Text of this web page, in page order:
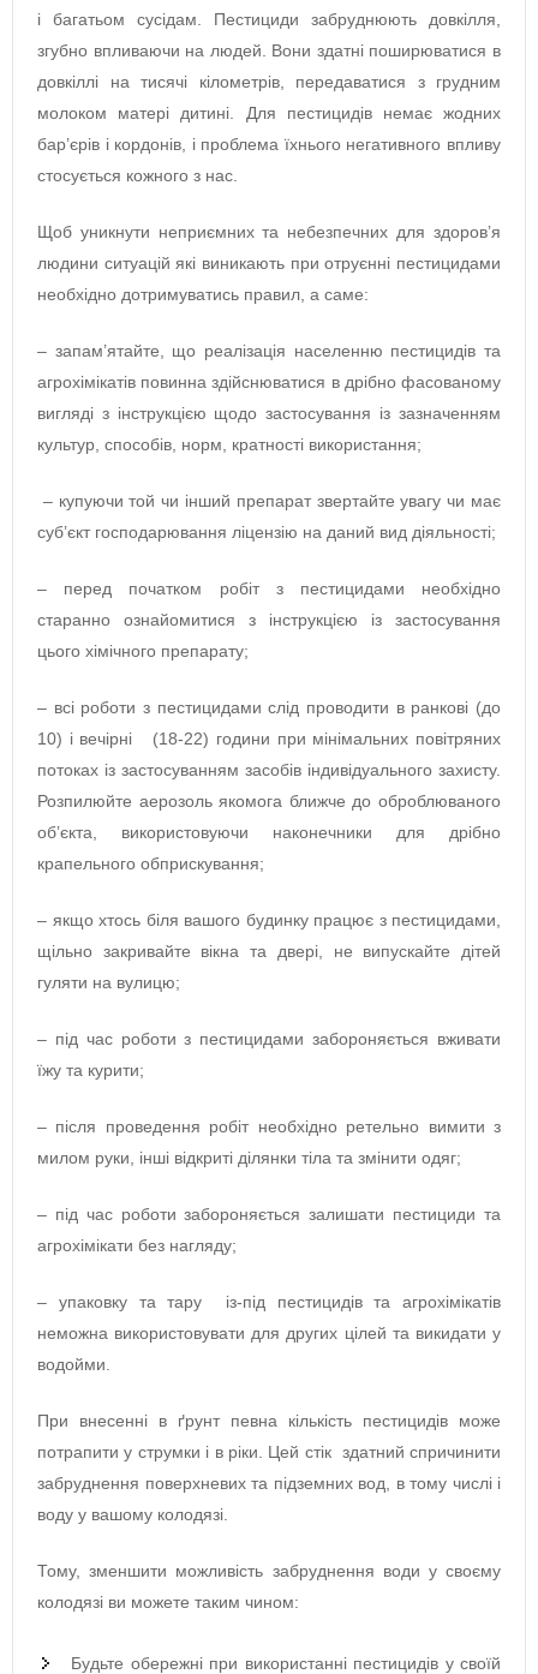
і багатьом сусідам. Пестициди забруднюють довкілля,
згубно впливаючи на людей. Вони здатні поширюватися в
довкіллі на тисячі кілометрів, передаватися з грудним
молоком матері дитині. Для пестицидів немає жодних
бар’єрів і кордонів, і проблема їхнього негативного впливу
стосується кожного з нас.
Щоб уникнути неприємних та небезпечних для здоров’я
людини ситуацій які виникають при отруєнні пестицидами
необхідно дотримуватись правил, а саме:
– запам’ятайте, що реалізація населенню пестицидів та
агрохімікатів повинна здійснюватися в дрібно фасованому
вигляді з інструкцією щодо застосування із зазначенням
культур, способів, норм, кратності використання;
– купуючи той чи інший препарат звертайте увагу чи має
суб’єкт господарювання ліцензію на даний вид діяльності;
– перед початком робіт з пестицидами необхідно
старанно ознайомитися з інструкцією із застосування
цього хімічного препарату;
– всі роботи з пестицидами слід проводити в ранкові (до
10) і вечірні (18-22) години при мінімальних повітряних
потоках із застосуванням засобів індивідуального захисту.
Розпилюйте аерозоль якомога ближче до оброблюваного
об’єкта, використовуючи наконечники для дрібно
крапельного обприскування;
– якщо хтось біля вашого будинку працює з пестицидами,
щільно закривайте вікна та двері, не випускайте дітей
гуляти на вулицю;
– під час роботи з пестицидами забороняється вживати
їжу та курити;
– після проведення робіт необхідно ретельно вимити з
милом руки, інші відкриті ділянки тіла та змінити одяг;
– під час роботи забороняється залишати пестициди та
агрохімікати без нагляду;
– упаковку та тару із-під пестицидів та агрохімікатів
неможна використовувати для других цілей та викидати у
водойми.
При внесенні в ґрунт певна кількість пестицидів може
потрапити у струмки і в ріки. Цей стік здатний спричинити
забруднення поверхневих та підземних вод, в тому числі і
воду у вашому колодязі.
Тому, зменшити можливість забруднення води у своєму
колодязі ви можете таким чином:
Будьте обережні при використанні пестицидів у своїй